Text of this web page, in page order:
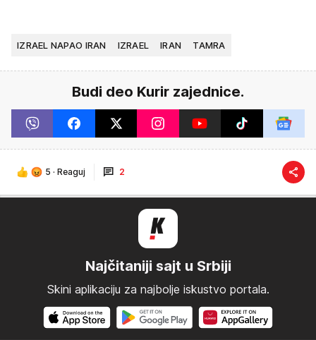
IZRAEL NAPAO IRAN IZRAEL IRAN TAMRA
Budi deo Kurir zajednice.
5 · Reaguj 2
Najčitaniji sajt u Srbiji
Skini aplikaciju za najbolje iskustvo portala.